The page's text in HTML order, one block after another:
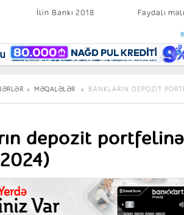
İlin Bankı 2018
Faydalı
Sığorta
MƏQALƏLƏR BANKLARIN DEPOZIT
depozit